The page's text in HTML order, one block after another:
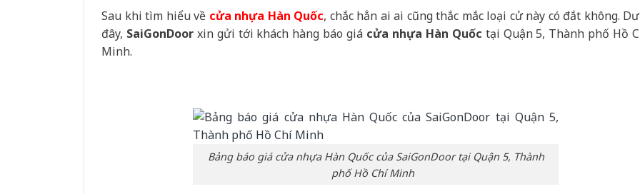
Sau khi tìm hiểu về cửa nhựa Hàn Quốc, chắc hẳn ai ai cũng thắc mắc loại cử này có đắt không.
đây, SaiGonDoorxin gửi tới khách hàng báo giá cửa nhựa Hàn Quốc tại Quận 5, Thành phố Hồ
Minh.
Bảng báo giá cửa nhựa Hàn Quốc của SaiGonDoor tại Quận 5, Thành
phố Hồ Chí Minh